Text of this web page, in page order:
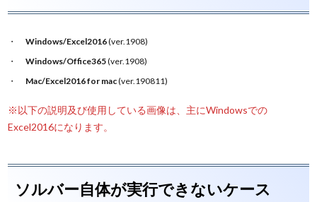
Windows/Excel2016(ver.1908)
Windows/Office365(ver.1908)
Mac/Excel2016 for mac(ver.190811)
※以下の説明及び使用している画像は、主にWindowsでの
Excel2016になります。
ソルバー自体が実行できないケース